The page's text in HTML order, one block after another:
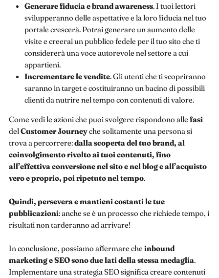
Generare fiducia e brand awareness. I tuoi lettori
svilupperanno delle aspettative e la loro fiducia nel tuo
portale crescerà. Potrai generare un aumento delle
visite e creerai un pubblico fedele per il tuo sito che ti
considererà una voce autorevole nel settore a cui
appartieni.
Incrementare le vendite. Gli utenti che ti scopriranno
saranno in target e costituiranno un bacino di possibili
clienti da nutrire nel tempo con contenuti di valore.
Come vedi le azioni che puoi svolgere rispondono alle fasi
delCustomer Journeyche solitamente una persona si
trova a percorrere:dalla scoperta del tuo brand, al
coinvolgimento rivolto ai tuoi contenuti, fino
all’effettiva conversione nel sito e nel blog e all’acquisto
vero e proprio, poi ripetuto nel tempo.
Quindi, persevera e mantieni costanti le tue
pubblicazioni: anche se è un processo che richiede tempo, i
risultati non tarderanno ad arrivare!
In conclusione, possiamo affermare che inbound
marketing e SEO sono due lati della stessa medaglia.
Implementare una strategia SEO significa creare contenuti